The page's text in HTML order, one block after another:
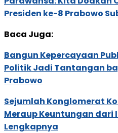
Presiden ke-8 Prabowo
Baca Juga:
Bangun Kepercayaan
Politik Jadi Tantangan
Prabowo
Sejumlah Konglomerat
Meraup Keuntungan dari
Lengkapnya